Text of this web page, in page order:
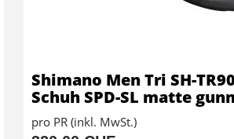
Shimano Men Tri SH-
Schuh SPD-SL matte
pro PR (inkl. MwSt.)